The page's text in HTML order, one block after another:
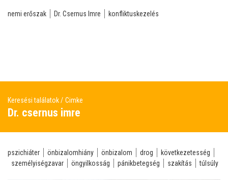
nemi erőszak Dr. Csernus Imre konfliktuskezelés
Keresési találatok Cimke
Dr. csernus imre
pszichiáter önbizalomhiány önbizalom drog
következetesség
személyiségzavar
öngyilkosság pánikbetegség szakítás túlsúly